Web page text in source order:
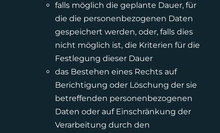
falls möglich die geplante Dauer, für
die die personenbezogenen Daten
gespeichert werden, oder, falls dies
nicht möglich ist, die Kriterien für die
Festlegung dieser Dauer
das Bestehen eines Rechts auf
Berichtigung oder Löschung der sie
betreffenden personenbezogenen
Daten oder auf Einschränkung der
Verarbeitung durch den